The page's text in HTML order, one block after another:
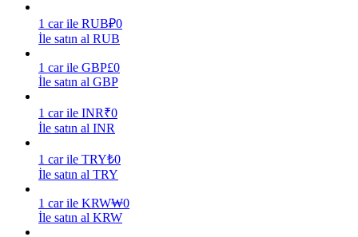
Power Piggy
1 car ile RUB₽0
İle satın al RUB
1 car ile GBP£0
İle satın al GBP
1 car ile INR₹0
İle satın al INR
1 car ile TRY₺0
İle satın al TRY
1 car ile KRW₩0
İle satın al KRW